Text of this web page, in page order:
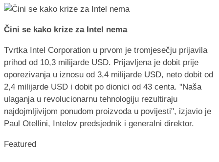
Čini se kako krize za Intel nema
Tvrtka Intel Corporation u prvom je tromjesečju prijavila
prihod od 10,3 milijarde USD. Prijavljena je dobit prije
oporezivanja u iznosu od 3,4 milijarde USD, neto dobit od
2,4 milijarde USD i dobit po dionici od 43 centa. "Naša
ulaganja u revolucionarnu tehnologiju rezultiraju
najdojmljivijom ponudom proizvoda u povijesti", izjavio je
Paul Otellini, Intelov predsjednik i generalni direktor.
Featured